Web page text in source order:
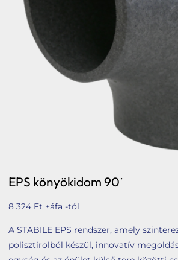
Üzletágaink
Kéménymagasítás
Hybalans+ hővisszanyerős szellőzés
Webshop
EPS könyökidom 90˙
8 324 Ft +áfa -tól
A STABILE EPS rendszer, amely
polisztirolból készül, innovatív